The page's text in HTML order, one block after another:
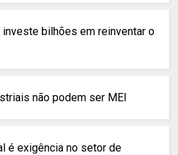
investe bilhões em reinventar o
não podem ser MEI
é exigência no setor de